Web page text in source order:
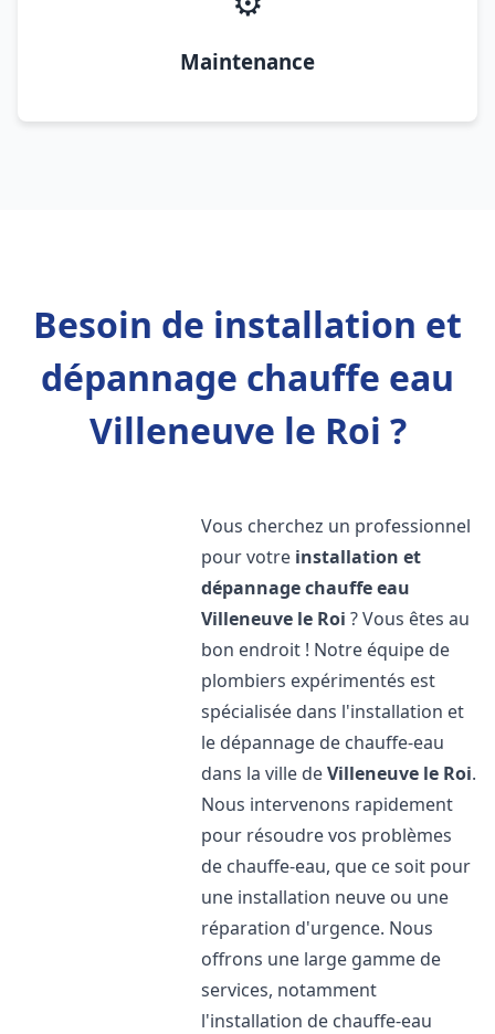
Maintenance
Besoin de installation et
dépannage chauffe eau
Villeneuve le Roi ?
Vous cherchez un professionnel
pour votre installation et
dépannage chauffe eau
Villeneuve le Roi ? Vous êtes au
bon endroit ! Notre équipe de
plombiers expérimentés est
spécialisée dans l'installation et
le dépannage de chauffe-eau
dans la ville deVilleneuve le Roi.
Nous intervenons rapidement
pour résoudre vos problèmes
de chauffe-eau, que ce soit pour
une installation neuve ou une
réparation d'urgence. Nous
offrons une large gamme de
services, notamment
l'installation de chauffe-eau